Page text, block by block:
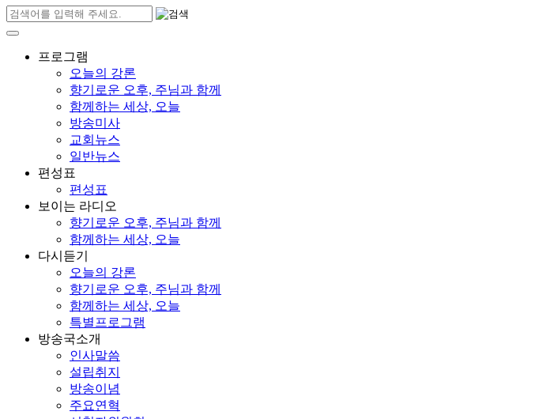
프로그램
오늘의 강론
향기로운 오후, 주님과 함께
함께하는 세상, 오늘
방송미사
교회뉴스
일반뉴스
편성표
편성표
보이는 라디오
향기로운 오후, 주님과 함께
함께하는 세상, 오늘
다시듣기
오늘의 강론
향기로운 오후, 주님과 함께
함께하는 세상, 오늘
특별프로그램
방송국소개
인사말씀
설립취지
방송이념
주요연혁